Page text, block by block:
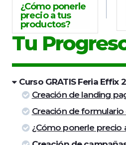
¿Cómo ponerle
precio a tus
productos?
Tu
Curso GRATIS Feria Effix
Creación de landing
Creación de
¿Cómo ponerle precio